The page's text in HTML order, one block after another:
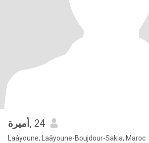
أميرة , 24
Laâyoune, Laâyoune-Boujdour-Sakia, Maroc